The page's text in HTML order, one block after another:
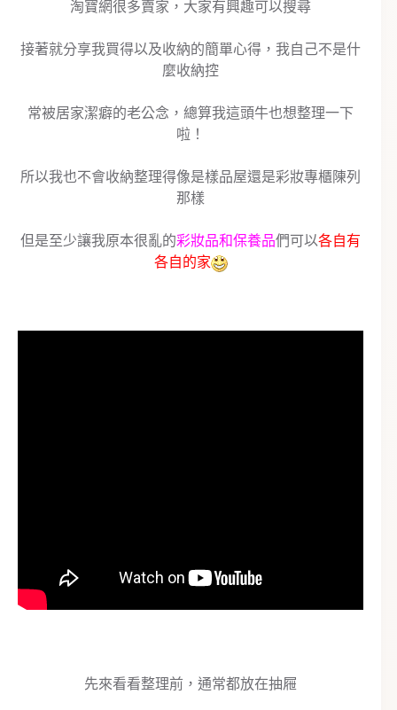
淘寶網很多賣家，大家有興趣可以搜尋
接著就分享我買得以及收納的簡單心得，我自己不是什
麼收納控
常被居家潔癖的老公念，總算我這頭牛也想整理一下
啦！
所以我也不會收納整理得像是樣品屋還是彩妝專櫃陳列
那樣
但是至少讓我原本很亂的彩妝品和保養品們可以各自有
各自的家
先來看看整理前，通常都放在抽屜